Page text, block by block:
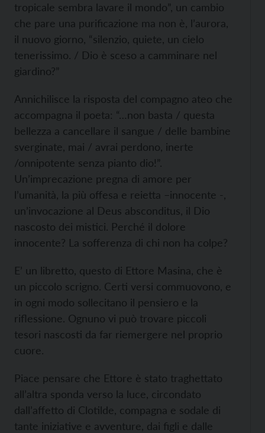
tropicale sembra lavare il mondo”, un cambio
che pare una purificazione ma non è, l’aurora,
il nuovo giorno, “silenzio, quiete, un cielo
tenerissimo. / Dio è sceso a camminare nel
giardino?”
Annichilisce la risposta del compagno ateo che
accompagna il poeta: “…non basta / questa
bellezza a cancellare il sangue / delle bambine
sverginate, mai / avrai perdono, inerte
/onnipotente senza pianto dio!”.
Un’imprecazione pregna di amore per
l’umanità, la più offesa e reietta –innocente -,
un’invocazione al Deus absconditus, il Dio
nascosto dei mistici. Perché il dolore
innocente? La sofferenza di chi non ha colpe?
E’ un libretto, questo di Ettore Masina, che è
un piccolo scrigno. Certi versi commuovono, e
in ogni modo sollecitano il pensiero e la
riflessione. Ognuno vi può trovare piccoli
tesori nascosti da far riemergere nel proprio
cuore.
Piace pensare che Ettore è stato traghettato
all’altra sponda verso la luce, circondato
dall’affetto di Clotilde, compagna e sodale di
tante iniziative e avventure, dai figli e dalle